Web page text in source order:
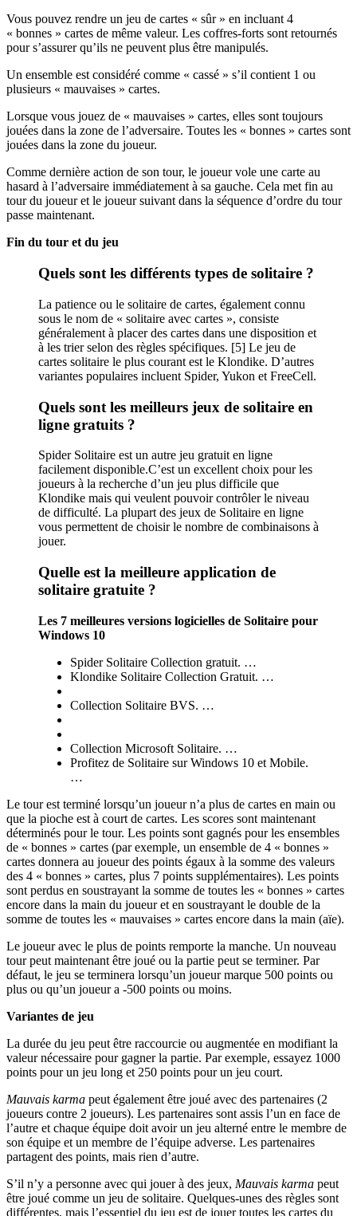
Vous pouvez rendre un jeu de cartes « sûr » en incluant 4
« bonnes » cartes de même valeur. Les coffres-forts sont retournés
pour s’assurer qu’ils ne peuvent plus être manipulés.
Un ensemble est considéré comme « cassé » s’il contient 1 ou
plusieurs « mauvaises » cartes.
Lorsque vous jouez de « mauvaises » cartes, elles sont toujours
jouées dans la zone de l’adversaire. Toutes les « bonnes » cartes sont
jouées dans la zone du joueur.
Comme dernière action de son tour, le joueur vole une carte au
hasard à l’adversaire immédiatement à sa gauche. Cela met fin au
tour du joueur et le joueur suivant dans la séquence d’ordre du tour
passe maintenant.
Fin du tour et du jeu
Quels sont les différents types de solitaire ?
La patience ou le solitaire de cartes, également connu
sous le nom de « solitaire avec cartes », consiste
généralement à placer des cartes dans une disposition et
à les trier selon des règles spécifiques. [5] Le jeu de
cartes solitaire le plus courant est le Klondike. D’autres
variantes populaires incluent Spider, Yukon et FreeCell.
Quels sont les meilleurs jeux de solitaire en
ligne gratuits ?
Spider Solitaire est un autre jeu gratuit en ligne
facilement disponible.C’est un excellent choix pour les
joueurs à la recherche d’un jeu plus difficile que
Klondike mais qui veulent pouvoir contrôler le niveau
de difficulté. La plupart des jeux de Solitaire en ligne
vous permettent de choisir le nombre de combinaisons à
jouer.
Quelle est la meilleure application de
solitaire gratuite ?
Les 7 meilleures versions logicielles de Solitaire pour
Windows 10
Spider Solitaire Collection gratuit. …
Klondike Solitaire Collection Gratuit. …
Collection Solitaire BVS. …
Collection Microsoft Solitaire. …
Profitez de Solitaire sur Windows 10 et Mobile.
…
Le tour est terminé lorsqu’un joueur n’a plus de cartes en main ou
que la pioche est à court de cartes. Les scores sont maintenant
déterminés pour le tour. Les points sont gagnés pour les ensembles
de « bonnes » cartes (par exemple, un ensemble de 4 « bonnes »
cartes donnera au joueur des points égaux à la somme des valeurs
des 4 « bonnes » cartes, plus 7 points supplémentaires). Les points
sont perdus en soustrayant la somme de toutes les « bonnes » cartes
encore dans la main du joueur et en soustrayant le double de la
somme de toutes les « mauvaises » cartes encore dans la main (aïe).
Le joueur avec le plus de points remporte la manche. Un nouveau
tour peut maintenant être joué ou la partie peut se terminer. Par
défaut, le jeu se terminera lorsqu’un joueur marque 500 points ou
plus ou qu’un joueur a -500 points ou moins.
Variantes de jeu
La durée du jeu peut être raccourcie ou augmentée en modifiant la
valeur nécessaire pour gagner la partie. Par exemple, essayez 1000
points pour un jeu long et 250 points pour un jeu court.
Mauvais karma peut également être joué avec des partenaires (2
joueurs contre 2 joueurs). Les partenaires sont assis l’un en face de
l’autre et chaque équipe doit avoir un jeu alterné entre le membre de
son équipe et un membre de l’équipe adverse. Les partenaires
partagent des points, mais rien d’autre.
S’il n’y a personne avec qui jouer à des jeux, Mauvais karma peut
être joué comme un jeu de solitaire. Quelques-unes des règles sont
différentes, mais l’essentiel du jeu est de jouer toutes les cartes du